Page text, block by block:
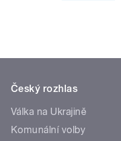
Český rozhlas
Válka na Ukrajině
Komunální volby